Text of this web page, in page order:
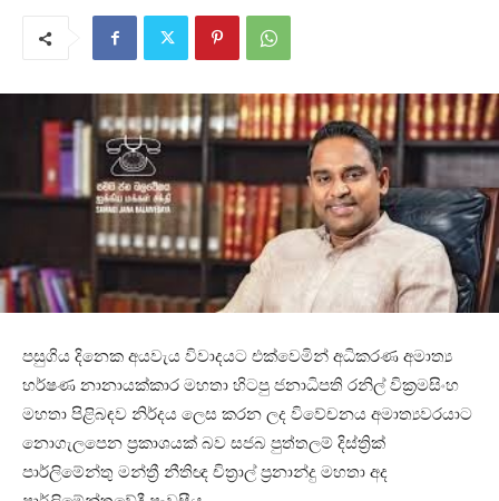
පසුගිය දිනෙක අයවැය විවාදයට එක්වෙමින් අධිකරණ අමාත්‍ය
හර්ෂණ නානායක්කාර මහතා හිටපු ජනාධිපති රනිල් වික්‍රමසිංහ
මහතා පිළිබඳව නිර්දය ලෙස කරන ලද විවේචනය අමාත්‍යවරයාට
නොගැලපෙන ප්‍රකාශයක් බව සජබ පුත්තලම් දිස්ත්‍රික්
පාර්ලිමේන්තු මන්ත්‍රී නීතිඥ චිත්‍රාල් ප්‍රනාන්දු මහතා අද